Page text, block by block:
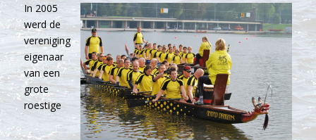
In 2005
werd de
vereniging
eigenaar
van een
grote
roestige